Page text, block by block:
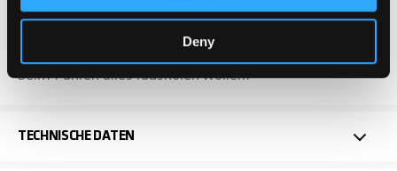
Deny
perfekt für anspruchsvolle Stunt Scooter Rider und
Erwartungen für maximale Action. Ideal für alle, die
beim Fahren alles rausholen wollen.
TECHNISCHE DATEN